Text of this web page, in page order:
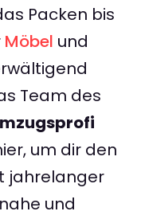
Packen bis
Möbel und
Team des
um dir den
jahrelanger
und